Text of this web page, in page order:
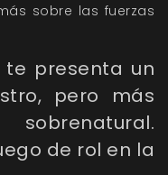
sobre las fuerzas
te presenta un
pero más
de rol en la